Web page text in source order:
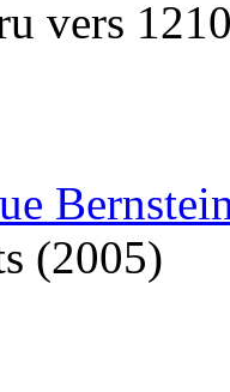
vers
(2005)